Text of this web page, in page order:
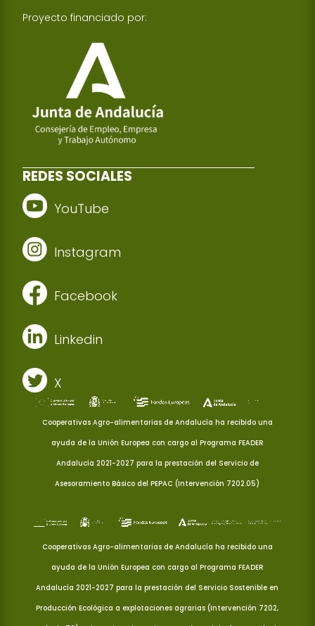
Proyecto financiado por:
REDES SOCIALES
YouTube
Instagram
Facebook
Linkedin
X
Cooperativas Agro-alimentarias de Andalucía ha recibido una
ayuda de la Unión Europea con cargo al Programa FEADER
Andalucía 2021-2027 para la prestación del Servicio de
Asesoramiento Básico del PEPAC (Intervención 7202.05)
Cooperativas Agro-alimentarias de Andalucía ha recibido una
ayuda de la Unión Europea con cargo al Programa FEADER
Andalucía 2021-2027 para la prestación del Servicio Sostenible en
Producción Ecológica a explotaciones agrarias (Intervención 7202,